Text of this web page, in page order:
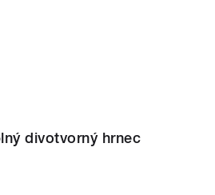
divotvorný hrnec